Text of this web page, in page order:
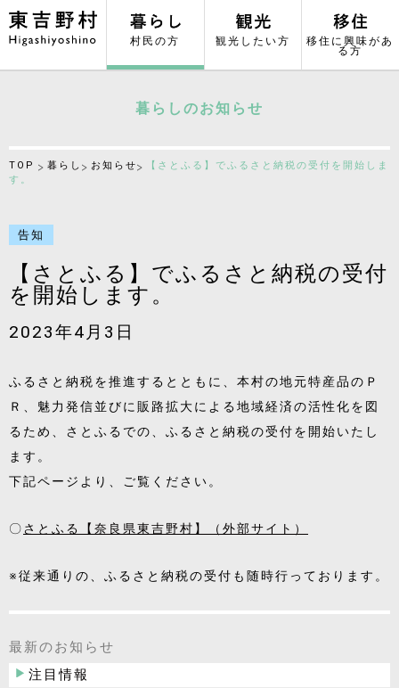
村民の方 観光したい方 移住に興味があ
る方
暮らしのお知らせ
TOP 暮らし お知らせ
【さとふる】でふるさと納税の受付を開始しま
す。
告知
【さとふる】でふるさと納税の受付
を開始します。
2023年4月3日
ふるさと納税を推進するとともに、本村の地元特産品のＰ
Ｒ、魅力発信並びに販路拡大による地域経済の活性化を図
るため、さとふるでの、ふるさと納税の受付を開始いたし
ます。
下記ページより、ご覧ください。
〇さとふる【奈良県東吉野村】（外部サイト）
※従来通りの、ふるさと納税の受付も随時行っております。
最新のお知らせ
注目情報